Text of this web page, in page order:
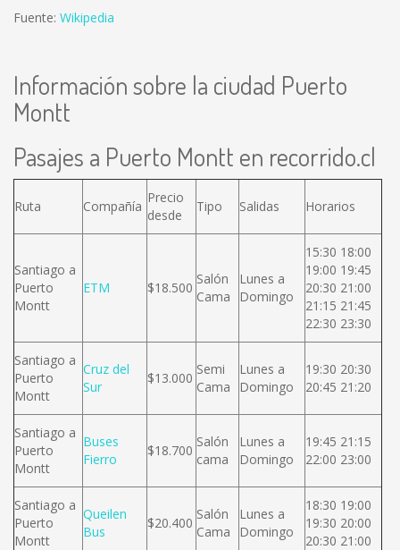
Fuente: Wikipedia
Información sobre la ciudad Puerto
Montt
Pasajes a Puerto Montt en recorrido.cl
Ruta Compañía
Precio
desde
Tipo Salidas Horarios
Santiago a
Puerto
Montt
ETM $18.500
Salón
Cama
Lunes a
Domingo
15:30 18:00
19:00 19:45
20:30 21:00
21:15 21:45
22:30 23:30
Santiago a
Puerto
Montt
Cruz del
Sur
$13.000
Semi
Cama
Lunes a
Domingo
19:30 20:30
20:45 21:20
Santiago a
Puerto
Montt
Buses
Fierro
$18.700
Salón
cama
Lunes a
Domingo
19:45 21:15
22:00 23:00
Santiago a
Puerto
Montt
Queilen
Bus
$20.400
Salón
Cama
Lunes a
Domingo
18:30 19:00
19:30 20:00
20:30 21:00